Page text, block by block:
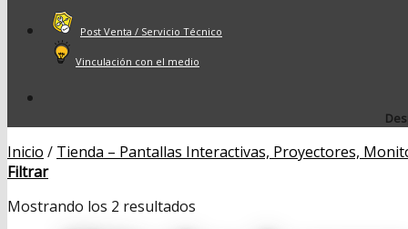
Post Venta / Servicio Técnico
Vinculación con el medio
Inicio / Tienda – Pantallas Interactivas, Proyectores,
Filtrar
Mostrando los 2 resultados